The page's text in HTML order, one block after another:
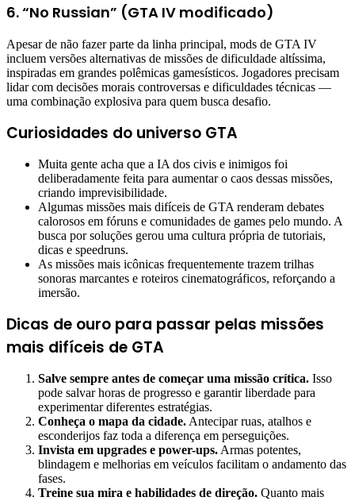
6. “No Russian” (GTA IV modificado)
Apesar de não fazer parte da linha principal, mods de GTA IV
incluem versões alternativas de missões de dificuldade altíssima,
inspiradas em grandes polêmicas gamesísticos. Jogadores precisam
lidar com decisões morais controversas e dificuldades técnicas —
uma combinação explosiva para quem busca desafio.
Curiosidades do universo GTA
Muita gente acha que a IA dos civis e inimigos foi
deliberadamente feita para aumentar o caos dessas missões,
criando imprevisibilidade.
Algumas missões mais difíceis de GTA renderam debates
calorosos em fóruns e comunidades de games pelo mundo. A
busca por soluções gerou uma cultura própria de tutoriais,
dicas e speedruns.
As missões mais icônicas frequentemente trazem trilhas
sonoras marcantes e roteiros cinematográficos, reforçando a
imersão.
Dicas de ouro para passar pelas missões
mais difíceis de GTA
Salve sempre antes de começar uma missão crítica. Isso
pode salvar horas de progresso e garantir liberdade para
experimentar diferentes estratégias.
Conheça o mapa da cidade. Antecipar ruas, atalhos e
esconderijos faz toda a diferença em perseguições.
Invista em upgrades e power-ups. Armas potentes,
blindagem e melhorias em veículos facilitam o andamento das
fases.
Treine sua mira e habilidades de direção. Quanto mais